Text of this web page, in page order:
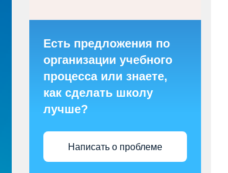
Есть предложения по
организации учебного
процесса или знаете,
как сделать школу
лучше?
Написать о проблеме